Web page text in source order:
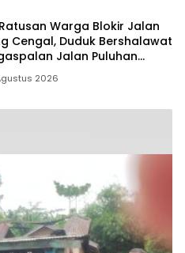
Warga Blokir Jalan
Cengal, Duduk Bershalawat
Jalan Puluhan
2026